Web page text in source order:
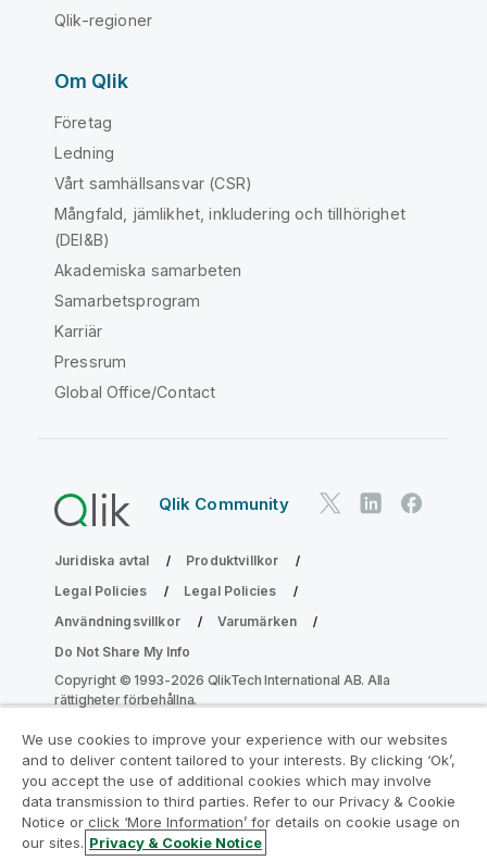
Qlik-regioner
Om Qlik
Företag
Ledning
Vårt samhällsansvar (CSR)
Mångfald, jämlikhet, inkludering och tillhörighet
(DEI&B)
Akademiska samarbeten
Samarbetsprogram
Karriär
Pressrum
Global Office/Contact
Qlik Community
Juridiska avtal
Produktvillkor
Legal Policies
Legal Policies
Användningsvillkor
Varumärken
Do Not Share My Info
Copyright © 1993-2026 QlikTech International AB. Alla
rättigheter förbehållna.
Gå med i programmet Analytics
Modernization
Modernisera utan att kompromissa med dina värdefulla
We use cookies to improve your experience with our websites
and to deliver content tailored to your interests. By clicking ‘Ok’,
you accept the use of additional cookies which may involve
data transmission to third parties. Refer to our Privacy & Cookie
Notice or click ‘More Information’ for details on cookie usage on
our sites. Privacy & Cookie Notice